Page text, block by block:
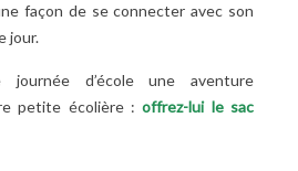
façon de se connecter avec son
jour.
d’école une aventure
petite écolière:offrez-lui le sac